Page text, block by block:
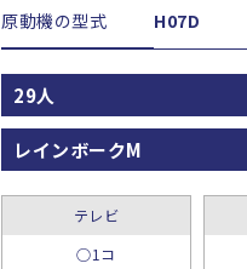
原動機の型式 H07D
29人
レインボークM
テレビ
○1コ